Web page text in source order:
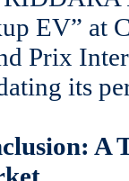
EV” at
Prix
its
A